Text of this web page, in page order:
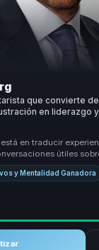
que convierte
en liderazgo
en traducir
útiles
y Mentalidad Ganadora